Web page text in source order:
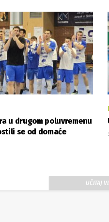
u drugom poluvremenu
se od domaće
UČITAJ